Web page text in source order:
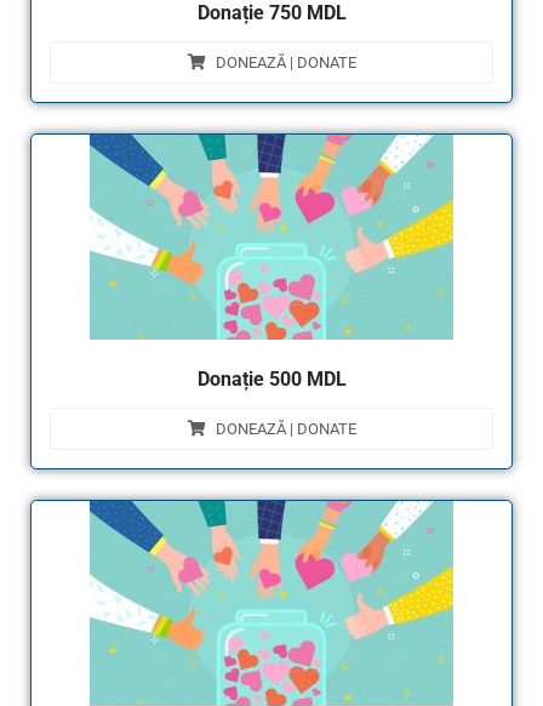
Donație 750 MDL
DONEAZĂ | DONATE
Donație 500 MDL
DONEAZĂ | DONATE